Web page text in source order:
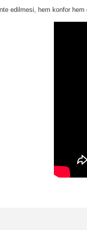
edilmesi, hem konfor